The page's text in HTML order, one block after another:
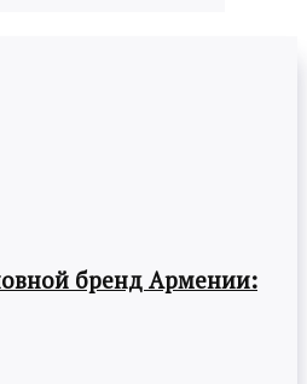
бренд Армении: